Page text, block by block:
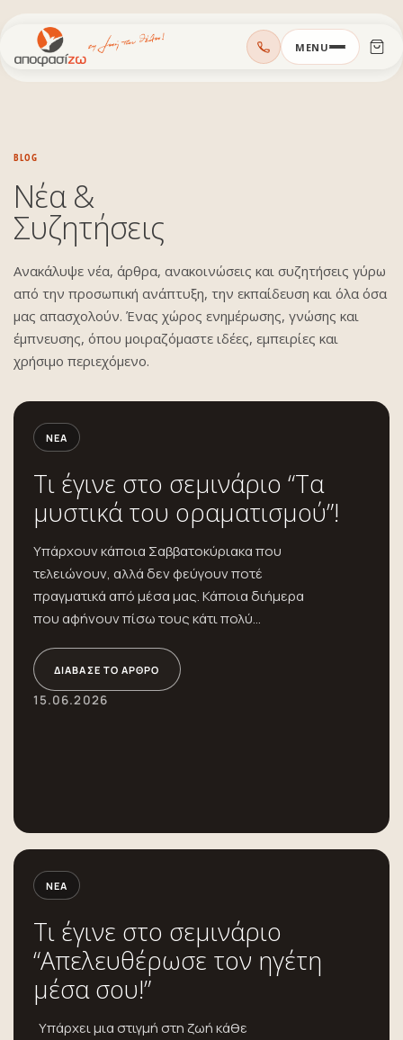
Μεταπηδήστε
στο
MENU
BLOG
Νέα &
Συζητήσεις
Ανακάλυψε νέα, άρθρα, ανακοινώσεις και συζητήσεις γύρω
από την προσωπική ανάπτυξη, την εκπαίδευση και όλα όσα
μας απασχολούν. Ένας χώρος ενημέρωσης, γνώσης και
έμπνευσης, όπου μοιραζόμαστε ιδέες, εμπειρίες και
χρήσιμο περιεχόμενο.
ΝΈΑ
Τι έγινε στο σεμινάριο “Τα
μυστικά του οραματισμού”!
Υπάρχουν κάποια Σαββατοκύριακα που
τελειώνουν, αλλά δεν φεύγουν ποτέ
πραγματικά από μέσα μας. Κάποια διήμερα
που αφήνουν πίσω τους κάτι πολύ
ΔΙΆΒΑΣΕ ΤΟ ΆΡΘΡΟ
15.06.2026
ΝΈΑ
Τι έγινε στο σεμινάριο
“Απελευθέρωσε τον ηγέτη
μέσα σου!”
Υπάρχει μια στιγμή στη ζωή κάθε